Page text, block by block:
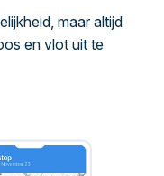
maar altijd
en vlot uit te